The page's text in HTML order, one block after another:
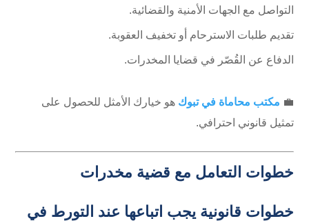
التواصل مع الجهات الأمنية والقضائية.
تقديم طلبات الاسترحام أو تخفيف العقوبة.
الدفاع عن القُصّر في قضايا المخدرات.
💼 مكتب محاماة في تبوك هو خيارك الأمثل للحصول على
تمثيل قانوني احترافي.
خطوات التعامل مع قضية مخدرات
خطوات قانونية يجب اتباعها عند التورط في